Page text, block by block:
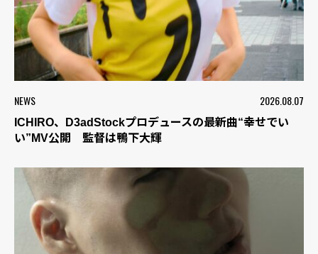
NEWS 2026.08.07
ICHIRO、D3adStockプロデュースの最新曲“幸せでい
い”MV公開 監督は鴨下大輝